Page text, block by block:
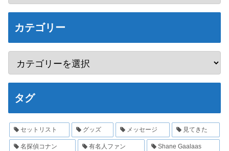
カテゴリー
タグ
セットリスト グッズ メッセージ 見てきた
名探偵コナン 有名人ファン Shane Gaalaas